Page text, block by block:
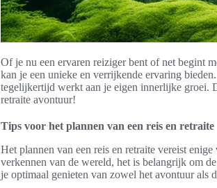
Of je nu een ervaren reiziger bent of net begint
kan je een unieke en verrijkende ervaring
tegelijkertijd werkt aan je eigen innerlijke groei.
retraite avontuur!
Tips voor het plannen van een reis en retraite
Het plannen van een reis en retraite vereist
verkennen van de wereld, het is belangrijk om
je optimaal genieten van zowel het avontuur als